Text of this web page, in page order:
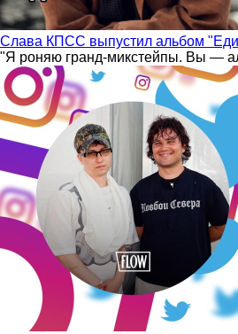
Слава КПСС выпустил альбом
"Я роняю гранд-микстейпы. Вы —